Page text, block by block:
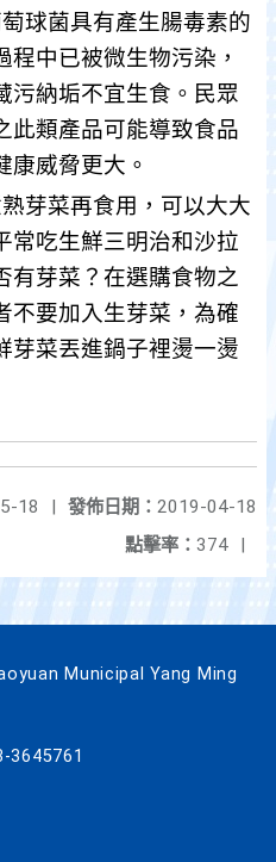
球菌具有產生腸毒素的
中已被微生物污染，
污納垢不宜生食。民眾
此類產品可能導致食品
康威脅更大。
芽菜再食用，可以大大
常吃生鮮三明治和沙拉
有芽菜？在選購食物之
不要加入生芽菜，為確
芽菜丟進鍋子裡燙一燙
發佈日期： 2019-04-18
18
|
點擊率： 374 |
Municipal Yang Ming
3645761